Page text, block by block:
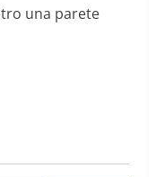
una parete